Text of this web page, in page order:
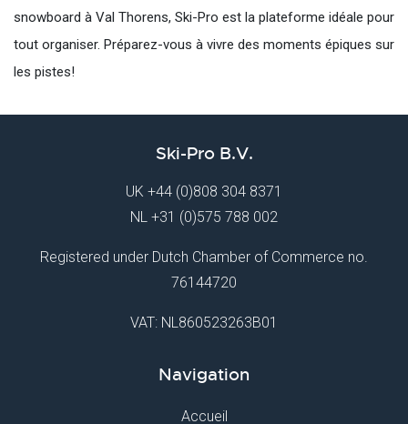
snowboard à Val Thorens, Ski-Pro est la plateforme idéale pour
tout organiser. Préparez-vous à vivre des moments épiques sur
les pistes!
Ski-Pro B.V.
UK +44 (0)808 304 8371
NL +31 (0)575 788 002
Registered under Dutch Chamber of Commerce no.
76144720
VAT: NL860523263B01
Navigation
Accueil